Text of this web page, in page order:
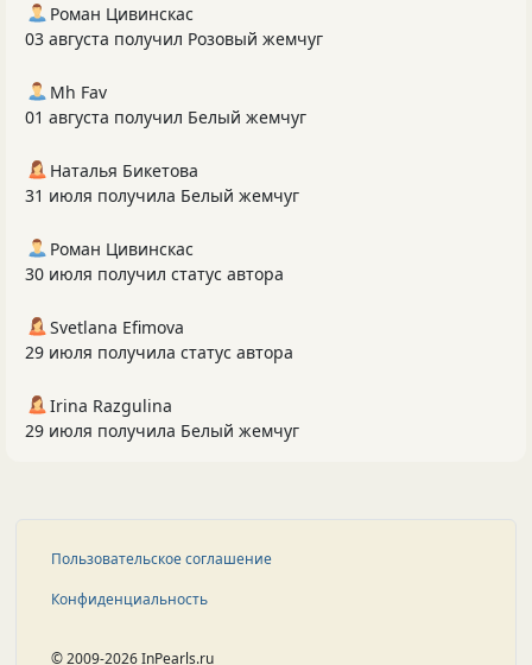
Роман Цивинскас
03 августа получил Розовый жемчуг
Mh Fav
01 августа получил Белый жемчуг
Наталья Бикетова
31 июля получила Белый жемчуг
Роман Цивинскас
30 июля получил статус автора
Svetlana Efimova
29 июля получила статус автора
Irina Razgulina
29 июля получила Белый жемчуг
Пользовательское соглашение
Конфиденциальность
© 2009-2026 InPearls.ru